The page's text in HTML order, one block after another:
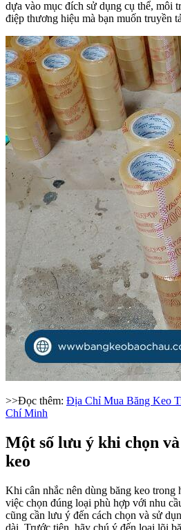
dựa vào mục đích sử dụng cụ thể, môi
điệp thương hiệu mà bạn muốn truyền
>>Đọc thêm: Địa Chỉ Mua Băng Keo
Chí Minh
Một số lưu ý khi chọn
keo
Khi cân nhắc nên dùng băng keo trong
việc chọn đúng loại phù hợp với nhu
cũng cần lưu ý đến cách chọn và sử
dài. Trước tiên, hãy chú ý đến loại lõi